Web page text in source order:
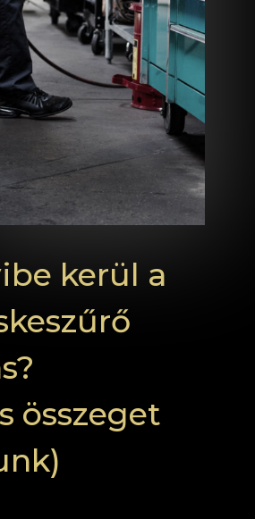
kerül a
összeget